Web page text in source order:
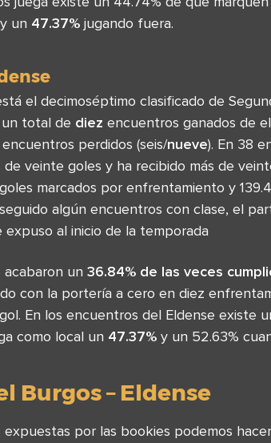
un 47.37% jugando fuera.
el decimoséptimo clasificado de
total de diez encuentros ganados de
encuentros perdidos (seis/nueve). En 38
de veinte goles y ha recibido más de
marcados por enfrentamiento y
algún encuentros con clase, el
al inicio de la temporada
un 36.84% de las veces
con la portería a cero en diez
En los encuentros del Eldense existe
como local un 47.37% y un 52.63%
Burgos – Eldense
por las bookies podemos